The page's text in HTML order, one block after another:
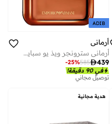
ADIB
أرماني
أرماني سترونجر ويذ يو سبايسز أو دو بارفان 100 مل
439
585
-25%
في 90 دقيقة!
توصيل مجاني
هدية مجانية